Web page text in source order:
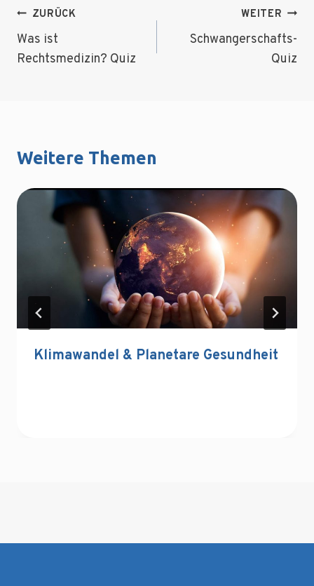
Beitragsnavigation
ZURÜCK
Was ist
Rechtsmedizin? Quiz
WEITER
Schwangerschafts-
Quiz
Weitere Themen
Klimawandel & Planetare Gesundheit